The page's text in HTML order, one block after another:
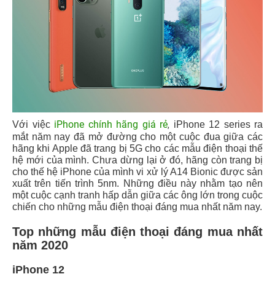
Với việc iPhone chính hãng giá rẻ, iPhone 12 series ra
mắt năm nay đã mở đường cho một cuộc đua giữa các
hãng khi Apple đã trang bị 5G cho các mẫu điện thoại thế
hệ mới của mình. Chưa dừng lại ở đó, hãng còn trang bị
cho thế hệ iPhone của mình vi xử lý A14 Bionic được sản
xuất trên tiến trình 5nm. Những điều này nhằm tạo nên
một cuộc cạnh tranh hấp dẫn giữa các ông lớn trong cuộc
chiến cho những mẫu điện thoại đáng mua nhất năm nay.
Top những mẫu điện thoại đáng mua nhất
năm 2020
iPhone 12